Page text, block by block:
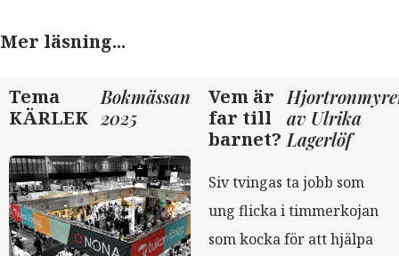
Mer läsning...
Tema
KÄRLEK
Bokmässan
2025
Vem är
far till
barnet?
av Ulrika
Lagerlöf
Siv tvingas ta jobb som
ung flicka i timmerkojan
som kocka för att hjälpa